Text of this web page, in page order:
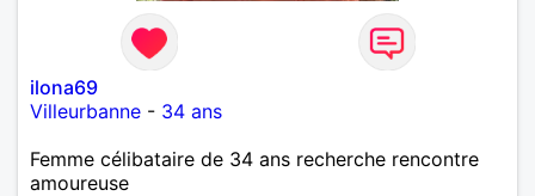
ilona69
Villeurbanne - 34 ans
Femme célibataire de 34 ans recherche rencontre
amoureuse